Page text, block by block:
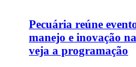
Pecuária reúne
manejo e inovação
veja a programação